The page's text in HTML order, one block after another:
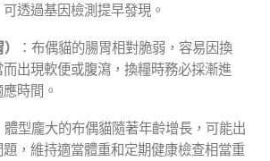
透過基因檢測提早發現。
：布偶貓的腸胃相對脆弱，容易因換
出現軟便或腹瀉，換糧時務必採漸進
時間。
體型龐大的布偶貓隨著年齡增長，可能出
，維持適當體重和定期健康檢查相當重